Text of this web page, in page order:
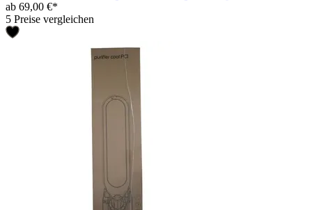
ab 69,00 €*
5 Preise vergleichen